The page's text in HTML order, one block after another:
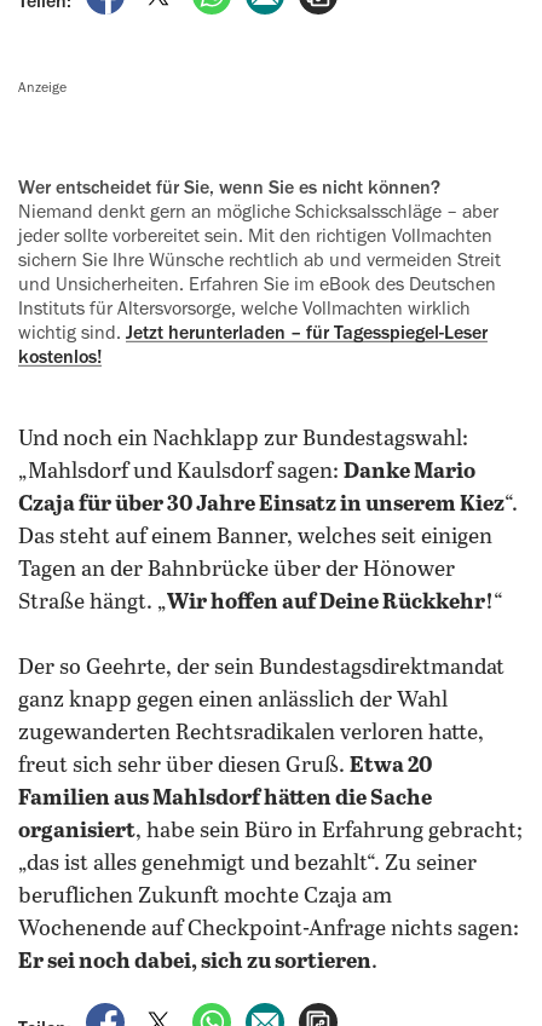
Anzeige
Wer entscheidet für Sie, wenn Sie es nicht können?
Niemand denkt gern an mögliche Schicksalsschläge – aber
jeder sollte vorbereitet sein. Mit den ‍richtigen Voll­machten
sichern Sie Ihre Wünsche rechtlich ab und vermeiden Streit
und Unsicherheiten. Erfahren Sie im eBook des ‍Deutschen
Instituts für Alters­vor­sorge, welche Vollmachten wirklich
wichtig sind. Jetzt herunterladen – für Tagesspiegel-Leser
kostenlos!
Und noch ein Nachklapp zur Bundestagswahl:
„Mahlsdorf und Kaulsdorf sagen: Danke Mario
Czaja für über 30 Jahre Einsatz in unserem Kiez“.
Das steht auf einem Banner, welches seit einigen
Tagen an der Bahnbrücke über der Hönower
Straße hängt. „Wir hoffen auf Deine Rückkehr!“
Der so Geehrte, der sein Bundestagsdirektmandat
ganz knapp gegen einen anlässlich der Wahl
zugewanderten Rechtsradikalen verloren hatte,
freut sich sehr über diesen Gruß. Etwa 20
Familien aus Mahlsdorf hätten die Sache
organisiert, habe sein Büro in Erfahrung gebracht;
„das ist alles genehmigt und bezahlt“. Zu seiner
beruflichen Zukunft mochte Czaja am
Wochenende auf Checkpoint-Anfrage nichts sagen:
Er sei noch dabei, sich zu sortieren.
auf Facebook teilen
auf X teilenper WhatsApp teilen
per E-Mail teilen